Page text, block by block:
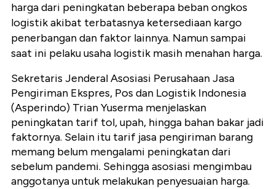
harga dari peningkatan beberapa beban ongkos
logistik akibat terbatasnya ketersediaan kargo
penerbangan dan faktor lainnya. Namun sampai
saat ini pelaku usaha logistik masih menahan harga.
Sekretaris Jenderal Asosiasi Perusahaan Jasa
Pengiriman Ekspres, Pos dan Logistik Indonesia
(Asperindo) Trian Yuserma menjelaskan
peningkatan tarif tol, upah, hingga bahan bakar jadi
faktornya. Selain itu tarif jasa pengiriman barang
memang belum mengalami peningkatan dari
sebelum pandemi. Sehingga asosiasi mengimbau
anggotanya untuk melakukan penyesuaian harga.